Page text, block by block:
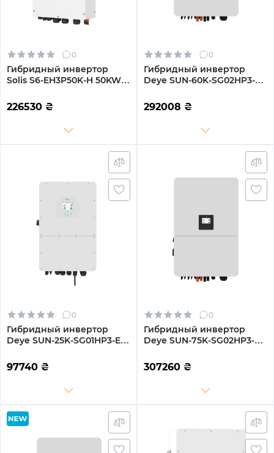
0
Гибридный инвертор
Solis S6-EH3P50K-H 50KW
220/380V Трехфазный
226530 ₴
0
Гибридный инвертор
Deye SUN-60K-SG02HP3-
MPPT Wi-Fi 220/380V
Трехфазный
292008 ₴
0
Гибридный инвертор
Deye SUN-25K-SG01HP3-EU
Wi-Fi 220/380V
Трехфазный
97740 ₴
0
Гибридный инвертор
Deye SUN-75K-SG02HP3-
MPPT Wi-Fi 220/380V
Трехфазный
307260 ₴